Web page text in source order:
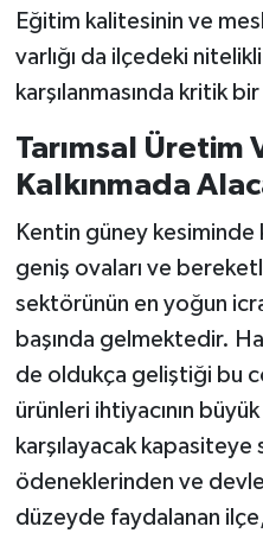
Eğitim kalitesinin ve
varlığı da ilçedeki
karşılanmasında kritik
Tarımsal Üretim
Kalkınmada
Kentin güney kesiminde
geniş ovaları ve
sektörünün en yoğun
başında gelmektedir.
de oldukça geliştiği bu
ürünleri ihtiyacının
karşılayacak kapasiteye
ödeneklerinden ve
düzeyde faydalanan